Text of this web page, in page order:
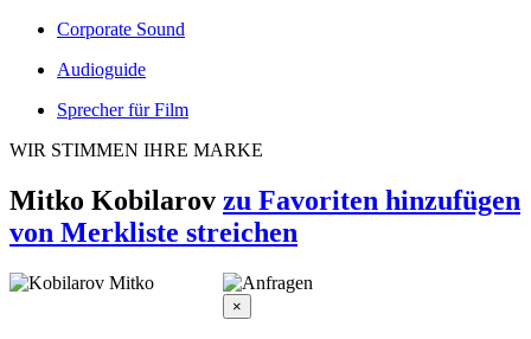
Corporate Sound
Audioguide
Sprecher für Film
WIR STIMMEN IHRE MARKE
Mitko Kobilarov zu Favoriten hinzufügen
von Merkliste streichen
×